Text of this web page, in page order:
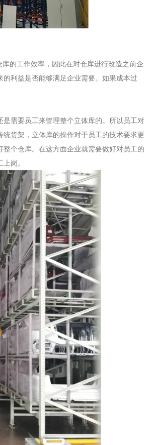
的工作效率，因此在对仓库进行改造之前企
利益是否能够满足企业需要。如果成本过
需要员工来管理整个立体库的。所以员工对
货架，立体库的操作对于员工的技术要求更
个仓库。在这方面企业就需要做好对员工的
岗。